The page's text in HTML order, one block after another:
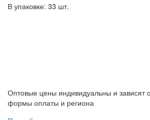
В упаковке: 33 шт.
Оптовые цены индивидуальны и зависят
формы оплаты и региона